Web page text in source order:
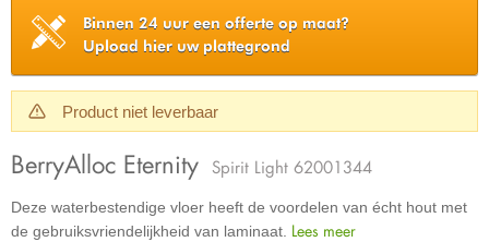
Binnen 24 uur een offerte op maat?
Upload hier uw plattegrond
Product niet leverbaar
BerryAlloc Eternity Spirit Light 62001344
Deze waterbestendige vloer heeft de voordelen van écht hout met
de gebruiksvriendelijkheid van laminaat. Lees meer